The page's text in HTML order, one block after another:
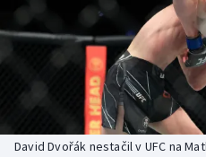
Americký fotbal
Baseball a softbal
Basketbal
NEPŘEHLÉDNĚTE
Historické návraty
David Dvořák nestačil v UFC na